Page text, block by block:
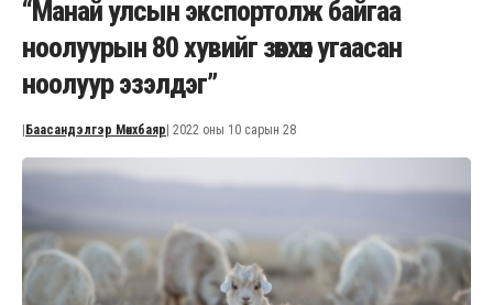
“Манай улсын экспортолж байгаа
ноолуурын 80 хувийг зөвхөн угаасан
ноолуур эзэлдэг”
Баасандэлгэр Мөнхбаяр | 2022 оны 10 сарын 28